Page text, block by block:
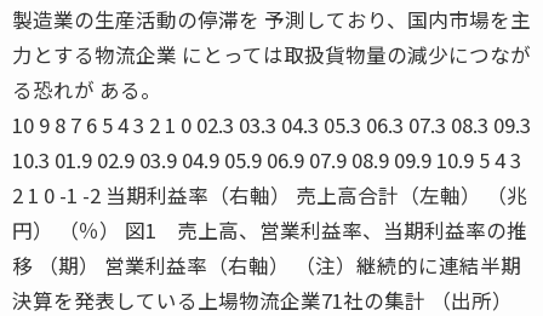
製造業の生産活動の停滞を 予測しており、国内市場を主
力とする物流企業 にとっては取扱貨物量の減少につなが
る恐れが ある。
10 9 8 7 6 5 4 3 2 1 0 02.3 03.3 04.3 05.3 06.3 07.3 08.3 09.3
10.3 01.9 02.9 03.9 04.9 05.9 06.9 07.9 08.9 09.9 10.9 5 4 3
2 1 0 -1 -2 当期利益率（右軸） 売上高合計（左軸） （兆
円） （％） 図1 売上高、営業利益率、当期利益率の推
移 （期） 営業利益率（右軸） （注）継続的に連結半期
決算を発表している上場物流企業71社の集計 （出所）